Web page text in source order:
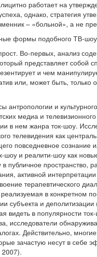
работает на
однако, стратегия
– «больной», а не
формы подобного ТВ-шоу
Во-первых, анализ
представляет собой
и чем
или, может быть, только
антропологии и
медиа и
в нем жанра ток-шоу.
телевидения как
повседневное сознание
и реалити-шоу как
публичное пространство,
активной
терапевтического
в конкретном
субъекта и
видеть в популярности
исследователи
Действительно,
зачастую несут в